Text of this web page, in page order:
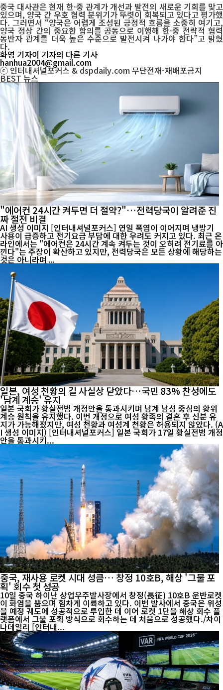
중국 대사관은 현재 한·중 관계가 개선과 발전의 새로운 기회를 맞고
있으며, 양국 간 우호 협력 분위기가 뚜렷이 회복되고 있다고 평가했
다. 그러면서 “양국은 어렵게 조성된 긍정적 흐름을 소중히 여기고,
양국 정상 간의 중요한 합의를 공동으로 이행해 한·중 전략적 협력
동반자 관계를 더욱 높은 수준으로 발전시켜 나가야 한다”고 밝혔
다.
화영 기자이 기자의 다른 기사
hanhua2004@gmail.com
ⓒ 인터내셔널포커스 & dspdaily.com 무단전재-재배포금지
BEST뉴스
"에어컨 24시간 켜두면 더 절약?"…전력당국이 알려준 진
짜 절전 비결
AI 생성 이미지 [인터내셔널포커스] 연일 폭염이 이어지며 냉방기
사용이 급증하고 전기요금 부담에 대한 우려도 커지고 있다. 최근 온
라인에서는 "에어컨은 24시간 계속 켜두는 것이 오히려 전기료를 아
낀다"는 주장이 확산하고 있지만, 전력당국은 모든 상황에 해당하는
것은 아니라며 ...
일본, 여성 천황의 길 사실상 닫았다…국민 83% 찬성에도
'남계 계승' 유지
일본 국회가 황실전범 개정안을 통과시키며 남계 남성 중심의 황위
계승 원칙을 유지했다. 이번 개정으로 여성 황족의 결혼 후 신분 유
지가 가능해졌지만, 여성 천황과 여성계 천황은 허용되지 않았다. (A
I 생성 이미지) [인터내셔널포커스] 일본 국회가 17일 황실전범 개정
안을 통과시키...
중국, 재사용 로켓 시대 성큼… 창정 10호B, 해상 '그물 포
획' 회수 첫 성공
10일 중국 하이난 상업우주발사장에서 창정(長征) 10호B 운반로켓
이 화염을 뿜으며 힘차게 이륙하고 있다. 이번 발사에서 중국은 위성
을 예정 궤도에 성공적으로 투입한 데 이어 로켓 1단을 해상 회수 플
랫폼에서 그물 포획 방식으로 회수하는 데 처음으로 성공했다./차이
나데일리 [인터내...